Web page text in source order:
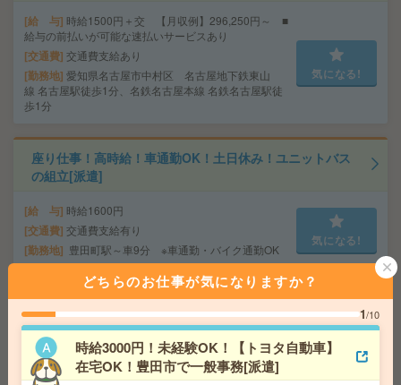
給 与 時給1500円＋交 【月収例】296,250円～ ■
給与の前払いが可能な速払いサービスあり
交通費 交通費支給あり
勤務地 愛知県名古屋市中村区 名古屋地下鉄東山
線 名古屋駅徒歩1分、名鉄名古屋本線 名鉄名古屋駅徒
歩1分
気になる!
座り仕事！高時給！車通勤OK！土日休み！ユニットバス
の組立[派遣]
給 与 時給1600円
交通費 交通費支給有り
勤務地 豊田町駅～車9分 ※車通勤・バイク通勤OK
気になる!
座り仕事！給与即払いOK！土日休み！製品の検査・バリ
取り[派遣]
給 与 時給1300円
交通費 交通費支給有り
どちらのお仕事が気になりますか？
1/10
時給3000円！未経験OK！【トヨタ自動車】
在宅OK！豊田市で一般事務[派遣]